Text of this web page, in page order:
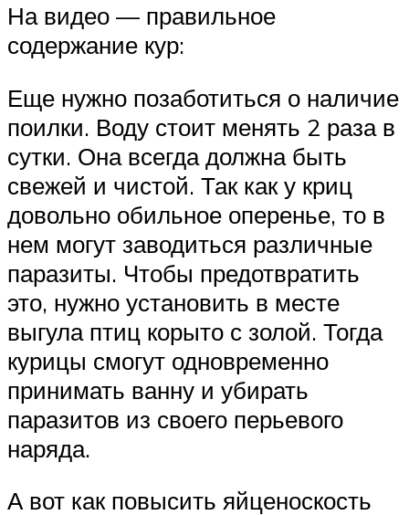
На видео — правильное
содержание кур:
Еще нужно позаботиться о наличие
поилки. Воду стоит менять 2 раза в
сутки. Она всегда должна быть
свежей и чистой. Так как у криц
довольно обильное оперенье, то в
нем могут заводиться различные
паразиты. Чтобы предотвратить
это, нужно установить в месте
выгула птиц корыто с золой. Тогда
курицы смогут одновременно
принимать ванну и убирать
паразитов из своего перьевого
наряда.
А вот как повысить яйценоскость